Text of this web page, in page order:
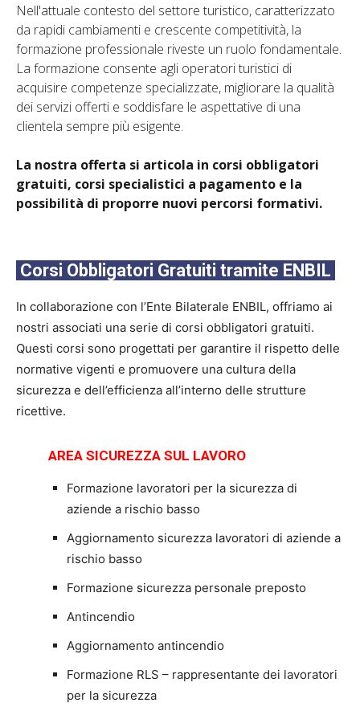
​Nell'attuale contesto del settore turistico, caratterizzato
da rapidi cambiamenti e crescente competitività, la
formazione professionale riveste un ruolo fondamentale.
La formazione consente agli operatori turistici di
acquisire competenze specializzate, migliorare la qualità
dei servizi offerti e soddisfare le aspettative di una
clientela sempre più esigente.
La nostra offerta si articola in corsi obbligatori
gratuiti, corsi specialistici a pagamento e la
possibilità di proporre nuovi percorsi formativi.​
Corsi Obbligatori Gratuiti tramite ENBIL
In collaborazione con l’Ente Bilaterale ENBIL, offriamo ai
nostri associati una serie di corsi obbligatori gratuiti.
Questi corsi sono progettati per garantire il rispetto delle
normative vigenti e promuovere una cultura della
sicurezza e dell’efficienza all’interno delle strutture
ricettive.
AREA SICUREZZA SUL LAVORO
Formazione lavoratori per la sicurezza di
aziende a rischio basso
Aggiornamento sicurezza lavoratori di aziende a
rischio basso
Formazione sicurezza personale preposto
Antincendio
Aggiornamento antincendio
Formazione RLS – rappresentante dei lavoratori
per la sicurezza